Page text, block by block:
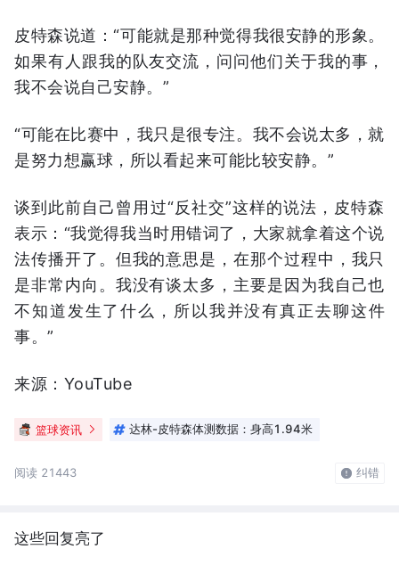
皮特森说道：“可能就是那种觉得我很安静的形象。
如果有人跟我的队友交流，问问他们关于我的事，
我不会说自己安静。”
“可能在比赛中，我只是很专注。我不会说太多，就
是努力想赢球，所以看起来可能比较安静。”
谈到此前自己曾用过“反社交”这样的说法，皮特森
表示：“我觉得我当时用错词了，大家就拿着这个说
法传播开了。但我的意思是，在那个过程中，我只
是非常内向。我没有谈太多，主要是因为我自己也
不知道发生了什么，所以我并没有真正去聊这件
事。”
来源：YouTube
篮球资讯 达林-皮特森体测数据：身高1.94米
阅读 21443 纠错
这些回复亮了